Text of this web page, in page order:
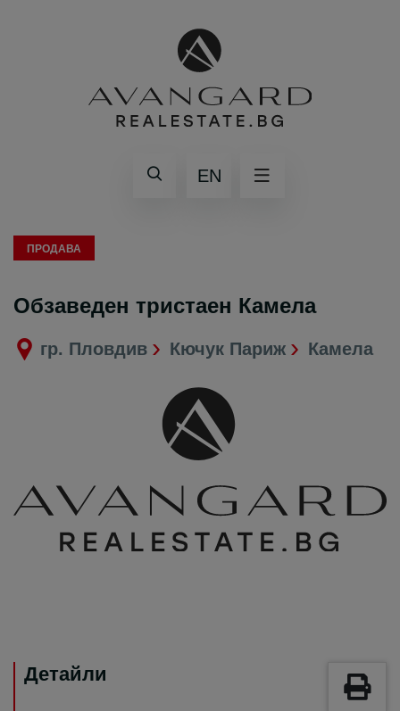
EN
ПРОДАВА
Обзаведен тристаен Камела
гр. Пловдив Кючук Париж Камела
Детайли